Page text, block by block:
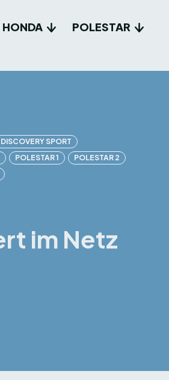
HONDA
POLESTAR
DISCOVERY SPORT
POLESTAR 1
POLESTAR 2
im Netz